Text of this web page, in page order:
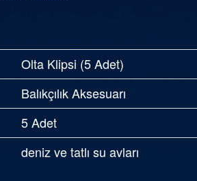
Olta Klipsi (5 Adet)
Balıkçılık Aksesuarı
5 Adet
deniz ve tatlı su avları